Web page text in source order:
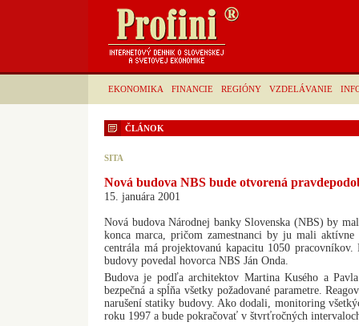
EKONOMIKA FINANCIE REGIÓNY VZDELÁVANIE
ČLÁNOK
SITA
Nová budova NBS bude otvorená
15. januára 2001
Nová budova Národnej banky Slovenska (NBS) by
konca marca, pričom zamestnanci by ju mali
centrála má projektovanú kapacitu 1050
budovy povedal hovorca NBS Ján Onda.
Budova je podľa architektov Martina Kusého a
bezpečná a spĺňa všetky požadované parametre.
narušení statiky budovy. Ako dodali, monitoring
roku 1997 a bude pokračovať v štvrťročných